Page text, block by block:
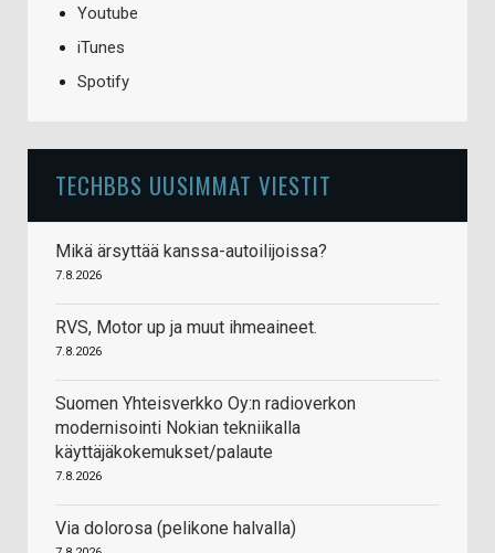
Youtube
iTunes
Spotify
TECHBBS UUSIMMAT VIESTIT
Mikä ärsyttää kanssa-autoilijoissa?
7.8.2026
RVS, Motor up ja muut ihmeaineet.
7.8.2026
Suomen Yhteisverkko Oy:n radioverkon
modernisointi Nokian tekniikalla
käyttäjäkokemukset/palaute
7.8.2026
Via dolorosa (pelikone halvalla)